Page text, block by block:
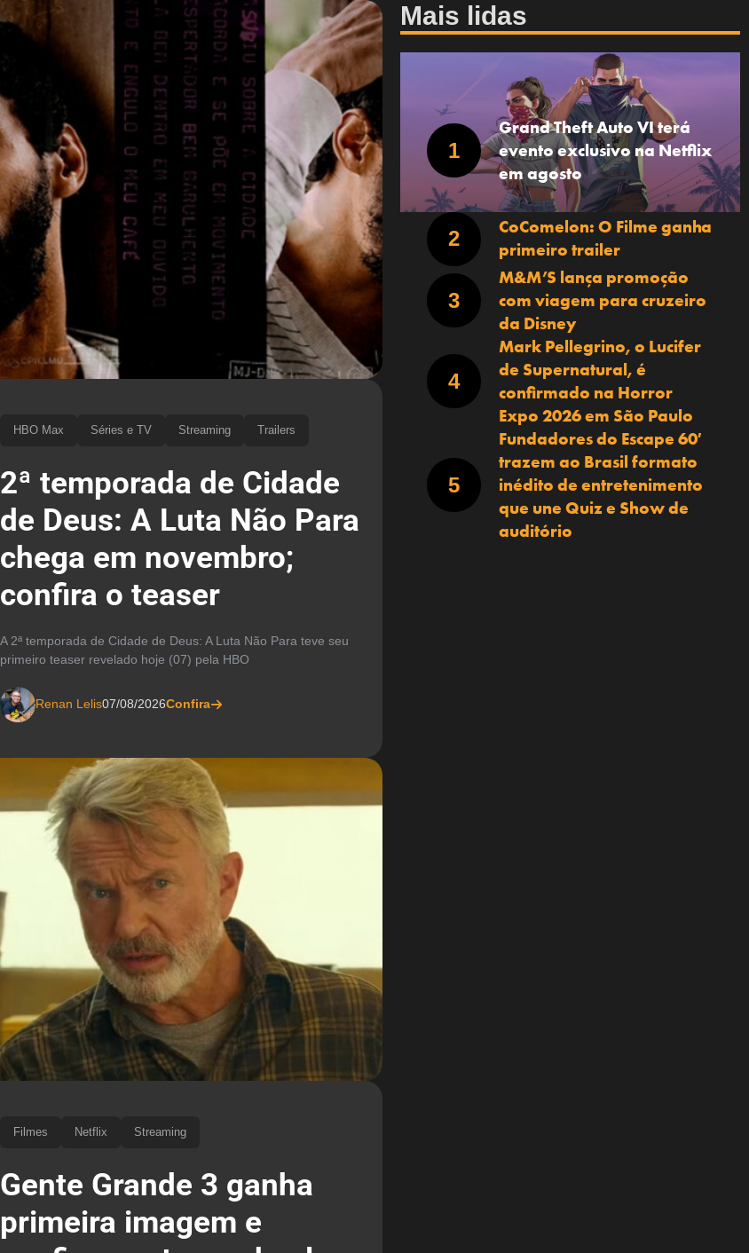
HBO Max Séries e TV Streaming Trailers
2ª temporada de Cidade
de Deus: A Luta Não Para
chega em novembro;
confira o teaser
A 2ª temporada de Cidade de Deus: A Luta Não Para teve seu
primeiro teaser revelado hoje (07) pela HBO
Renan Lelis07/08/2026Confira
Filmes Netflix Streaming
Gente Grande 3 ganha
primeira imagem e
Mais lidas
Grand Theft Auto VI terá
evento exclusivo na Netflix
em agosto
CoComelon: O Filme ganha
primeiro trailer
M&M’S lança promoção
com viagem para cruzeiro
da Disney
Mark Pellegrino, o Lucifer
de Supernatural, é
confirmado na Horror
Expo 2026 em São Paulo
Fundadores do Escape 60′
trazem ao Brasil formato
inédito de entretenimento
que une Quiz e Show de
auditório